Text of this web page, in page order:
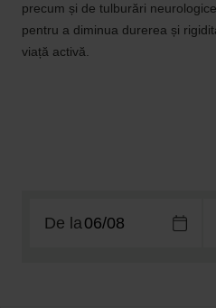
precum și de tulburări
pentru a diminua durerea și
viață activă.
De la